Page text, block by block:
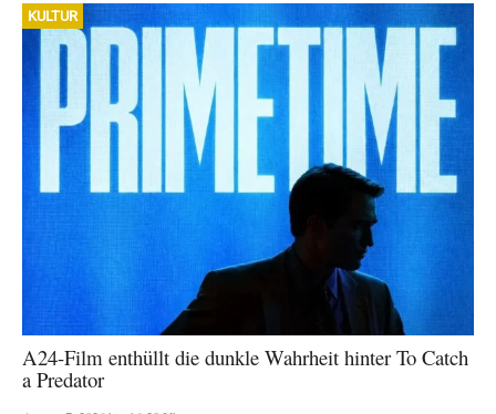
KULTUR
A24-Film enthüllt die dunkle Wahrheit hinter To Catch
a Predator